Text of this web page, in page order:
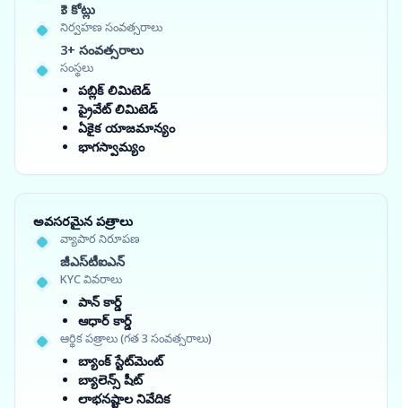
₹3 కోట్లు
నిర్వహణ సంవత్సరాలు
3+ సంవత్సరాలు
సంస్థలు
పబ్లిక్ లిమిటెడ్
ప్రైవేట్ లిమిటెడ్
ఏకైక యాజమాన్యం
భాగస్వామ్యం
అవసరమైన పత్రాలు
వ్యాపార నిరూపణ
జీఎస్‌టీఐఎన్
KYC వివరాలు
పాన్ కార్డ్
ఆధార్ కార్డ్
ఆర్థిక పత్రాలు (గత 3 సంవత్సరాలు)
బ్యాంక్ స్టేట్‌మెంట్
బ్యాలెన్స్ షీట్
లాభనష్టాల నివేదిక